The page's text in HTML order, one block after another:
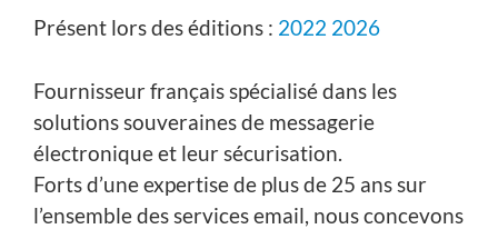
Présent lors des éditions : 2022 2026
Fournisseur français spécialisé dans les
solutions souveraines de messagerie
électronique et leur sécurisation.
Forts d’une expertise de plus de 25 ans sur
l’ensemble des services email, nous concevons